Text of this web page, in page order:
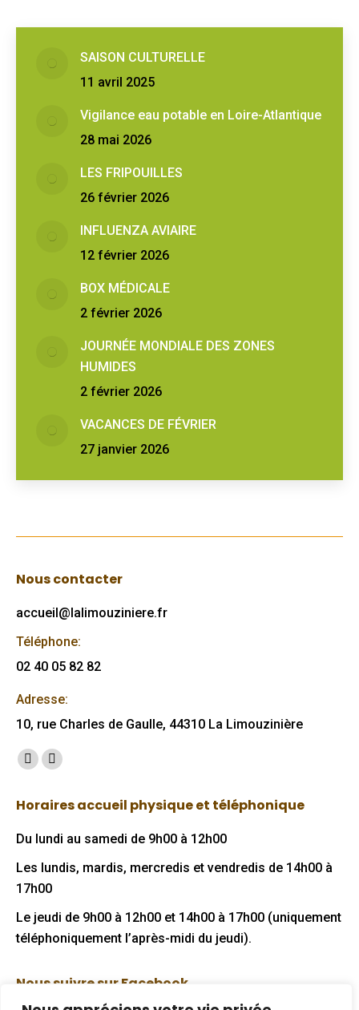
SAISON CULTURELLE
11 avril 2025
Vigilance eau potable en Loire-Atlantique
28 mai 2026
LES FRIPOUILLES
26 février 2026
INFLUENZA AVIAIRE
12 février 2026
BOX MÉDICALE
2 février 2026
JOURNÉE MONDIALE DES ZONES
HUMIDES
2 février 2026
VACANCES DE FÉVRIER
27 janvier 2026
Nous contacter
accueil@lalimouziniere.fr
Téléphone:
02 40 05 82 82
Adresse:
10, rue Charles de Gaulle, 44310 La Limouzinière
Trouvez nous sur :
Facebook
opens
in
window
Mail
opens
in
window
Horaires accueil physique et téléphonique
Du lundi au samedi de 9h00 à 12h00
Les lundis, mardis, mercredis et vendredis de 14h00 à
17h00
Le jeudi de 9h00 à 12h00 et 14h00 à 17h00 (uniquement
téléphoniquement l’après-midi du jeudi).
Nous suivre sur Facebook